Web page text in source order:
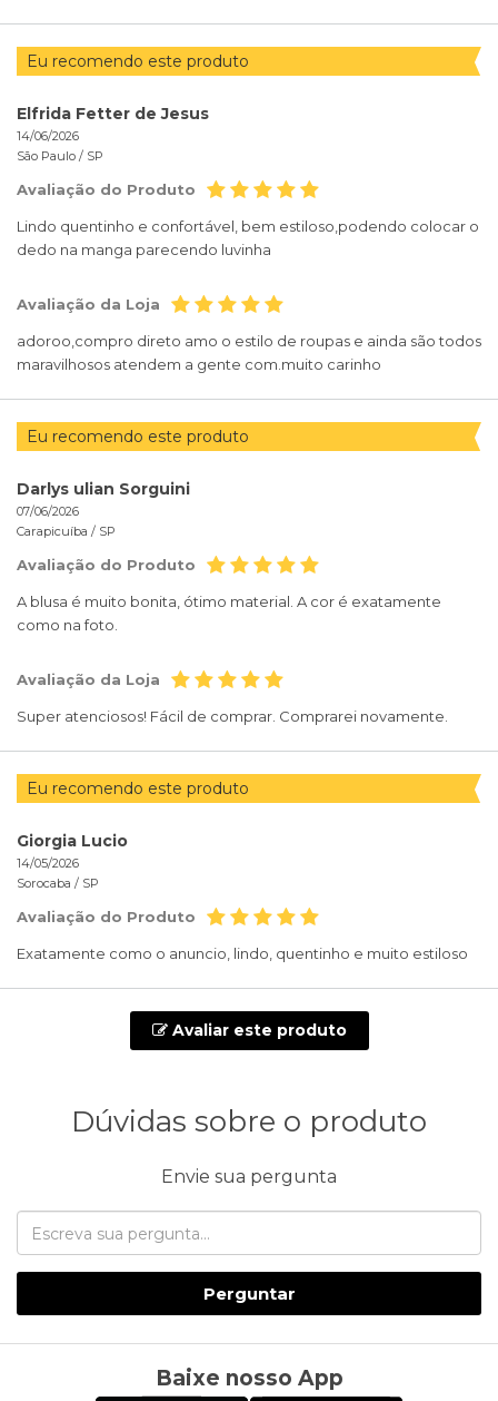
Eu recomendo este produto
Elfrida Fetter de Jesus
14/06/2026
São Paulo / SP
Avaliação do Produto
Lindo quentinho e confortável, bem estiloso,podendo colocar o
dedo na manga parecendo luvinha
Avaliação da Loja
adoroo,compro direto amo o estilo de roupas e ainda são todos
maravilhosos atendem a gente com.muito carinho
Eu recomendo este produto
Darlys ulian Sorguini
07/06/2026
Carapicuíba / SP
Avaliação do Produto
A blusa é muito bonita, ótimo material. A cor é exatamente
como na foto.
Avaliação da Loja
Super atenciosos! Fácil de comprar. Comprarei novamente.
Eu recomendo este produto
Giorgia Lucio
14/05/2026
Sorocaba / SP
Avaliação do Produto
Exatamente como o anuncio, lindo, quentinho e muito estiloso
Avaliar este produto
Dúvidas sobre o produto
Envie sua pergunta
Perguntar
Baixe nosso App